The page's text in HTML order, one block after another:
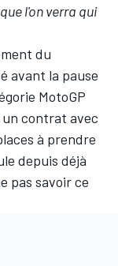
l'on verra qui
du
avant la pause
MotoGP
un contrat avec
à prendre
depuis déjà
pas savoir ce